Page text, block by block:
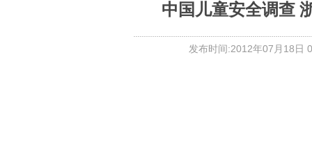
中国儿童安全调查
发布时间:2012年07月18日